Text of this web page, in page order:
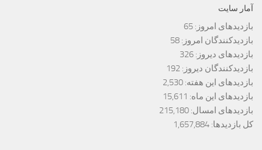
آمار سایت
بازدیدهای امروز: 65
بازدیدکنندگان امروز: 58
بازدیدهای دیروز: 326
بازدیدکنندگان دیروز: 192
بازدیدهای این هفته: 2,530
بازدیدهای این ماه: 15,611
بازدیدهای امسال: 215,180
کل بازدیدها: 1,657,884